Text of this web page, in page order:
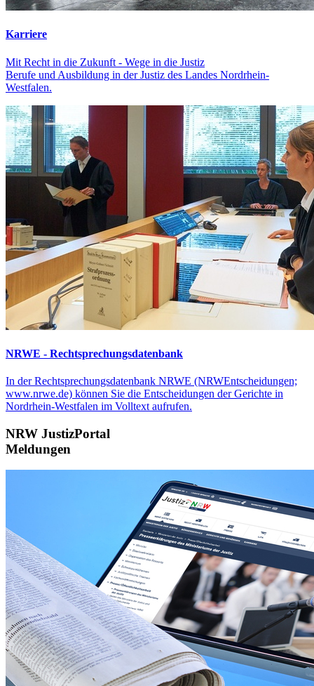
Karriere
Mit Recht in die Zukunft - Wege in die Justiz
Berufe und Ausbildung in der Justiz des Landes Nordrhein-
Westfalen.
NRWE - Rechtsprechungs­datenbank
In der Rechtsprechungsdatenbank NRWE (NRWEntscheidungen;
www.nrwe.de) können Sie die Entscheidungen der Gerichte in
Nordrhein-Westfalen im Volltext aufrufen.
NRW JustizPortal
Meldungen